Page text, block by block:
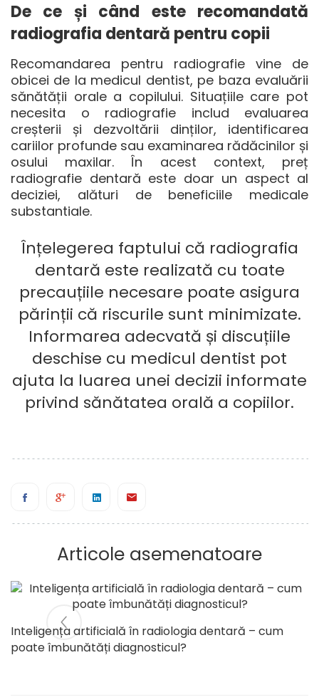
De ce și când este recomandată
radiografia dentară pentru copii
Recomandarea pentru radiografie vine de
obicei de la medicul dentist, pe baza evaluării
sănătății orale a copilului. Situațiile care pot
necesita o radiografie includ evaluarea
creșterii și dezvoltării dinților, identificarea
cariilor profunde sau examinarea rădăcinilor și
osului maxilar. În acest context, preț
radiografie dentară este doar un aspect al
deciziei, alături de beneficiile medicale
substantiale.
Înțelegerea faptului că radiografia
dentară este realizată cu toate
precauțiile necesare poate asigura
părinții că riscurile sunt minimizate.
Informarea adecvată și discuțiile
deschise cu medicul dentist pot
ajuta la luarea unei decizii informate
privind sănătatea orală a copiilor.
Articole asemenatoare
Inteligența artificială în radiologia dentară – cum
poate îmbunătăți diagnosticul?